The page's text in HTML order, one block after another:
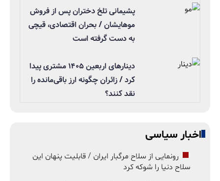
پشیمانی تلخ دختران پس از فروش
موهایشان / بحران اقتصادی، قیچی
به دست گرفته است
دینارهای اربعین ۱۴۰۵ مشتری پیدا
کرد / زائران چگونه ارز باقی‌مانده را
نقد کنند؟
اخبار سیاسی
رونمایی از سلاح مرگبار ایران / قابلیت پنهان این
سلاح دنیا را شوکه کرد